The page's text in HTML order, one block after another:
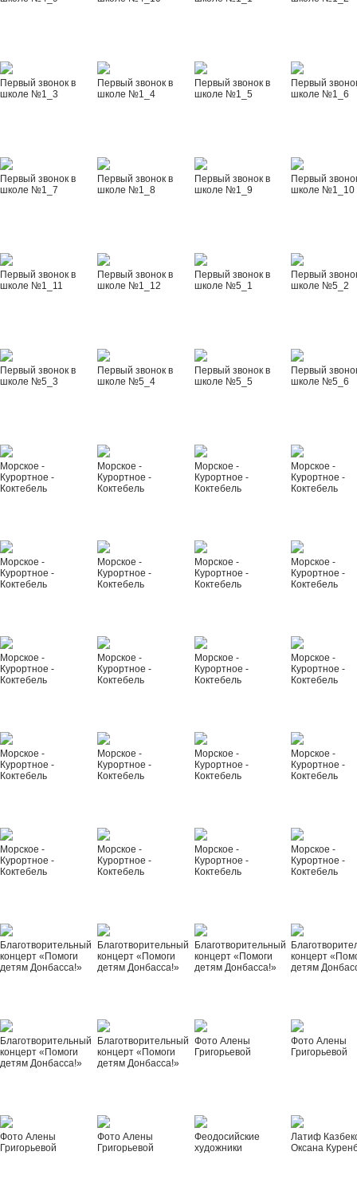
Первый звонок в
школе №1_3
Первый звонок в
школе №1_4
Первый звонок в
школе №1_5
Первый
школе №1_6
Первый звонок в
школе №1_7
Первый звонок в
школе №1_8
Первый звонок в
школе №1_9
Первый
школе №1_10
Первый звонок в
школе №1_11
Первый звонок в
школе №1_12
Первый звонок в
школе №5_1
Первый
школе №5_2
Первый звонок в
школе №5_3
Первый звонок в
школе №5_4
Первый звонок в
школе №5_5
Первый
школе №5_6
Морское -
Курортное -
Коктебель
Морское -
Курортное -
Коктебель
Морское -
Курортное -
Коктебель
Морское -
Курортное -
Коктебель
Морское -
Курортное -
Коктебель
Морское -
Курортное -
Коктебель
Морское -
Курортное -
Коктебель
Морское -
Курортное -
Коктебель
Морское -
Курортное -
Коктебель
Морское -
Курортное -
Коктебель
Морское -
Курортное -
Коктебель
Морское -
Курортное -
Коктебель
Морское -
Курортное -
Коктебель
Морское -
Курортное -
Коктебель
Морское -
Курортное -
Коктебель
Морское -
Курортное -
Коктебель
Морское -
Курортное -
Коктебель
Морское -
Курортное -
Коктебель
Морское -
Курортное -
Коктебель
Морское -
Курортное -
Коктебель
Благотворительный
концерт «Помоги
детям Донбасса!»
Благотворительный
концерт «Помоги
детям Донбасса!»
Благотворительный
концерт «Помоги
детям Донбасса!»
концерт
детям
Благотворительный
концерт «Помоги
детям Донбасса!»
Благотворительный
концерт «Помоги
детям Донбасса!»
Фото Алены
Григорьевой
Фото Алены
Григорьевой
Фото Алены
Григорьевой
Фото Алены
Григорьевой
Феодосийские
художники
Латиф
Оксана